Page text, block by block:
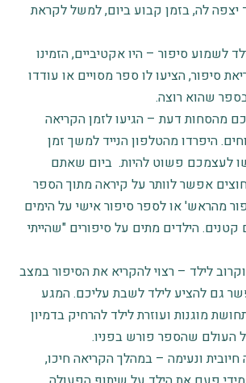
יצפה לה, בזמן קבוע ביום, למשל לקראת
לשמוע סיפור – היו אקטיביים, הזמינו
סיפור, הציעו לו ספר מסויים או עודדו
שהוא רוצה.
מהסחות דעת – הגיעו לזמן הקריאה
היפרדו מהטלפון הנייד למשך זמן
לעצמכם פשוט להיות. ביום שאתם
אפשר לוותר על קיראה מתוך הספר
מהראש' או לספר סיפור אישי על הימים
הילדים מתים על סיפורים "שהייתי
לילד – רצוי להקריא את הסיפור במצב
גם להציע לילד לשבת עליכם. המגע
מוגנות ועוזרת לילד להרחיק בדמיון
העולם שהספר פורש בפניו.
חיובית ונעימה – במהלך הקריאה חיכו,